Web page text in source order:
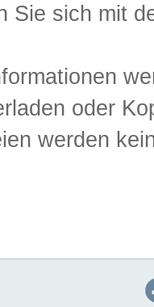
Sie sich mit
oder
werden